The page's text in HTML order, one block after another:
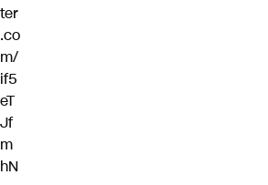
ter
.co
m/
if5
eT
Jf
m
hN